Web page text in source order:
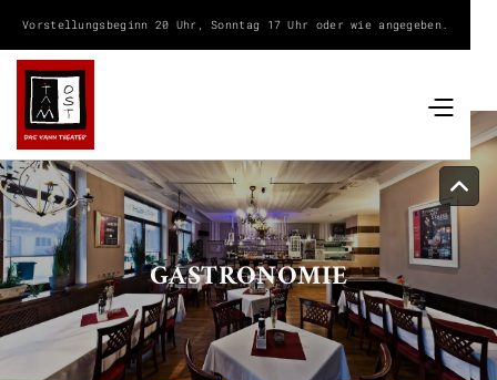
Vorstellungsbeginn 20 Uhr, Sonntag 17 Uhr oder wie angegeben.
GASTRONOMIE